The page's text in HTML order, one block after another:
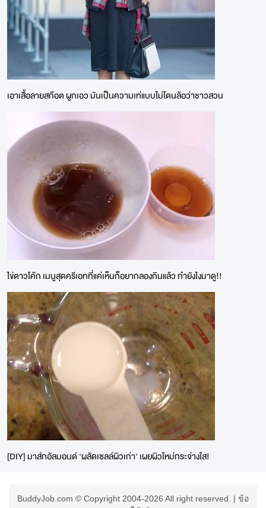
เอาเสื้อลายสก๊อต ผูกเอว มันเป็นความเท่แบบไม่โดนล้อว่าชาวสวน
ไข่ดาวโค้ก เมนูสุดครีเอทที่แค่เห็นก็อยากลองกินแล้ว ทำยังไงมาดู!!
[DIY] มาส์กอัลมอนด์ 'ผลัดเซลล์ผิวเก่า' เผยผิวใหม่กระจ่างใส!
BuddyJob.com © Copyright 2004-2026 All right reserved. | ข้อ